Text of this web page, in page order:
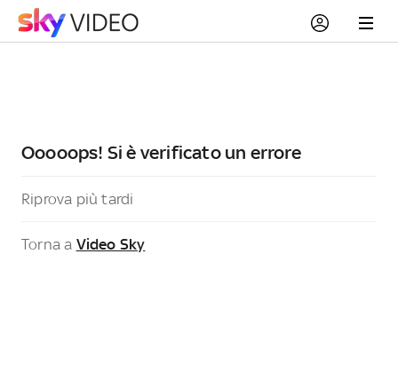
Ooooops! Si è verificato un errore
Riprova più tardi
Torna a Video Sky